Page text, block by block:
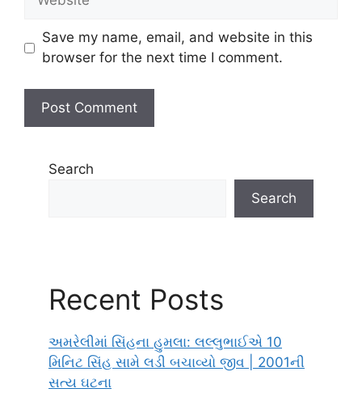
Save my name, email, and website in this
browser for the next time I comment.
Search
Search
Recent Posts
અમરેલીમાં સિંહના હુમલા: લલ્લુભાઈએ 10
મિનિટ સિંહ સામે લડી બચાવ્યો જીવ | 2001ની
સત્ય ઘટના